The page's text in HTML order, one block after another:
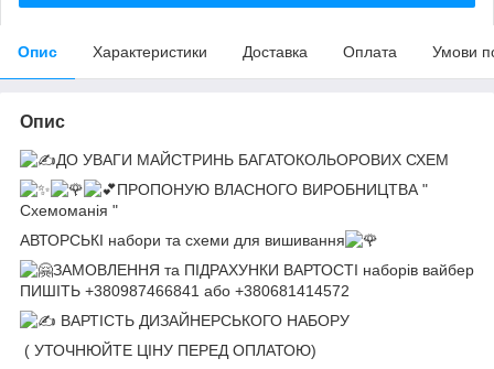
Опис Характеристики Доставка Оплата Умови
Опис
ДО УВАГИ МАЙСТРИНЬ БАГАТОКОЛЬОРОВИХ СХЕМ
ПРОПОНУЮ ВЛАСНОГО ВИРОБНИЦТВА "
Схемоманія "
АВТОРСЬКІ набори та схеми для вишивання
ЗАМОВЛЕННЯ та ПІДРАХУНКИ ВАРТОСТІ наборів вайбер
ПИШІТЬ +380987466841 або +380681414572
ВАРТІСТЬ ДИЗАЙНЕРСЬКОГО НАБОРУ
( УТОЧНЮЙТЕ ЦІНУ ПЕРЕД ОПЛАТОЮ)